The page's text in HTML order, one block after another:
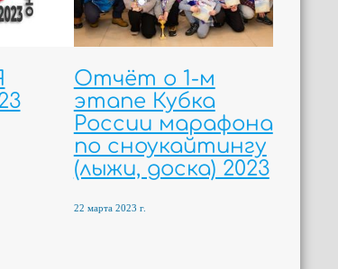
Отчёт о 1-м
этапе Кубка
России марафона
по сноукайтингу
(лыжи, доска) 2023
22 марта 2023 г.